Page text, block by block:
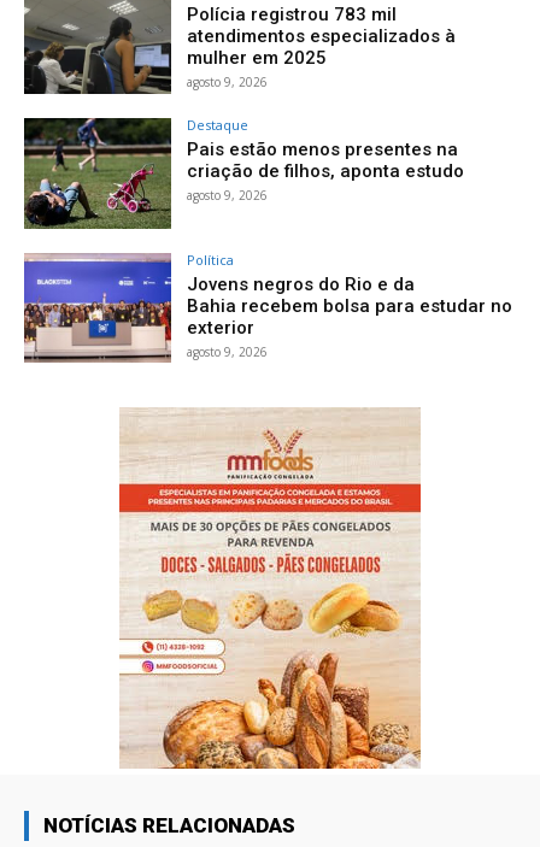
Polícia registrou 783 mil
atendimentos especializados à
mulher em 2025
agosto 9, 2026
Destaque
Pais estão menos presentes na
criação de filhos, aponta estudo
agosto 9, 2026
Política
Jovens negros do Rio e da
Bahia recebem bolsa para estudar no
exterior
agosto 9, 2026
NOTÍCIAS RELACIONADAS